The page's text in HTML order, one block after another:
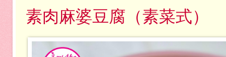
素肉麻婆豆腐（素菜式）